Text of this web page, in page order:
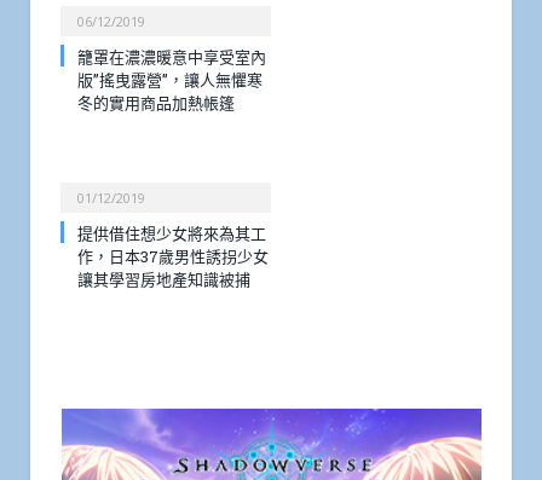
06/12/2019
籠罩在濃濃暖意中享受室內
版”搖曳露營”，讓人無懼寒
冬的實用商品加熱帳篷
01/12/2019
提供借住想少女將來為其工
作，日本37歲男性誘拐少女
讓其學習房地產知識被捕